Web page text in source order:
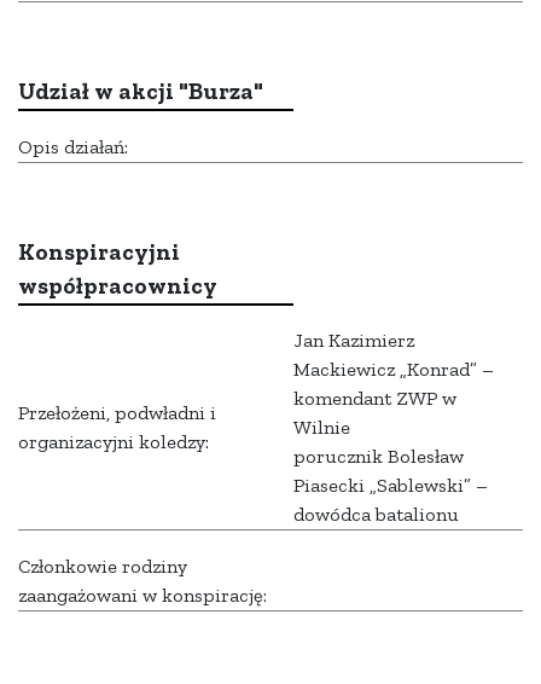
Udział w akcji "Burza"
Opis działań:
Konspiracyjni
współpracownicy
Przełożeni, podwładni i
organizacyjni koledzy:
Jan Kazimierz
Mackiewicz „Konrad” –
komendant ZWP w
Wilnie
porucznik Bolesław
Piasecki „Sablewski” –
dowódca batalionu
Członkowie rodziny
zaangażowani w konspirację: